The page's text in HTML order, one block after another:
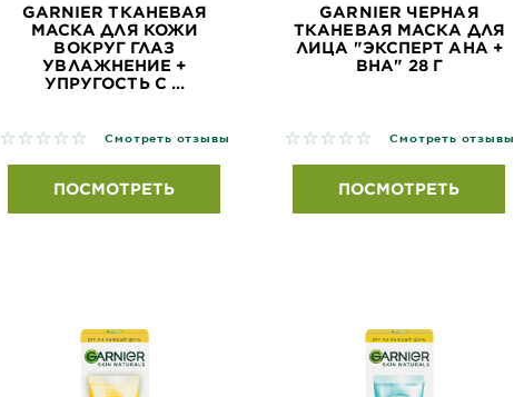
GARNIER ТКАНЕВАЯ
МАСКА ДЛЯ КОЖИ
ВОКРУГ ГЛАЗ
УВЛАЖНЕНИЕ +
УПРУГОСТЬ С ...
No reviews Смотреть отзывы
ПОСМОТРЕТЬ
GARNIER ЧЕРНАЯ
ТКАНЕВАЯ МАСКА ДЛЯ
ЛИЦА "ЭКСПЕРТ AHA +
BHA" 28 Г
No reviews Смотреть отзывы
ПОСМОТРЕТЬ